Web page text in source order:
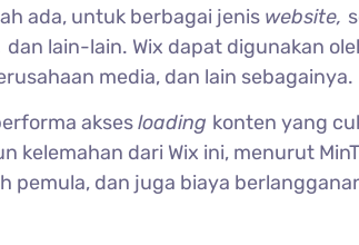
ada, untuk berbagai jenis website,
dan lain-lain. Wix dapat digunakan
media, dan lain sebagainya.
aksesloading konten yang
kelemahan dari Wix ini, menurut
dan juga biaya